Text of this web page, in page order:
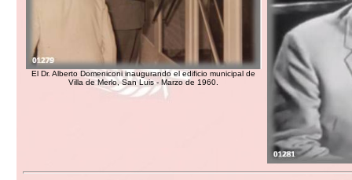
El Dr. Alberto Domeniconi inaugurando el edificio municipal de
Villa de Merlo, San Luis - Marzo de 1960.